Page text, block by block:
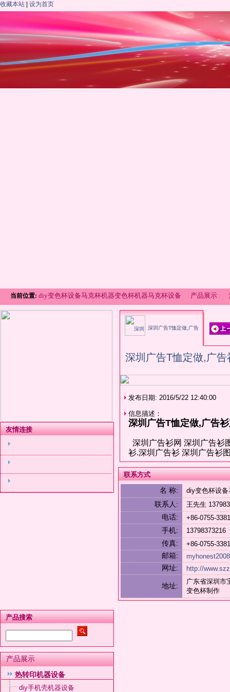
收藏本站 设为首页
当前位置: diy变色杯设备马克杯机器变色杯机器马克杯设备 产品展示
友情连接
产品搜索
产品展示
热转印机器设备
diy手机壳机器设备
深圳广告T恤定做,广告
衫定做,文化衫定做,文化衫批发
深圳广告T恤定做,广
发布日期: 2016/5/22 12:40:00
信息描述：
深圳广告T恤定做,广告
深圳广告衫网 深圳广告衫
衫.深圳广告衫 深圳广告衫
联系方式
名 称: diy变色杯设
联系人: 王先生
电话: +86-0755-
手机:
传真: +86-0755-
邮箱:
网址: http://
地址:
广东省深圳市
变色杯制作